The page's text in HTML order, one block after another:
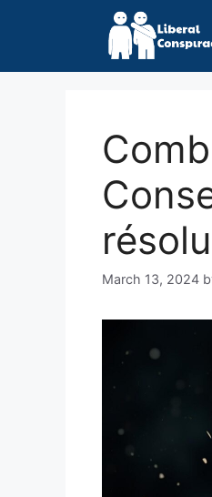
March 13, 2024